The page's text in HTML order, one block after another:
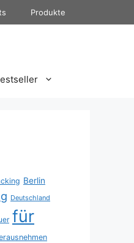
Produkte
Berlin
Deutschland
für